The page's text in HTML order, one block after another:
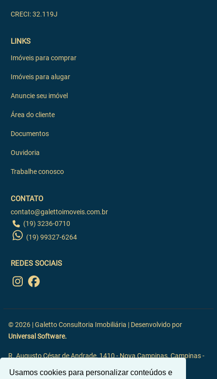
Usamos cookies para personalizar conteúdos e
CRECI: 32.119J
LINKS
Imóveis para comprar
Imóveis para alugar
Anuncie seu imóvel
Área do cliente
Documentos
Ouvidoria
Trabalhe conosco
CONTATO
contato@galettoimoveis.com.br
(19) 3236-0710
(19) 99327-6264
REDES SOCIAIS
© 2026 | Galetto Consultoria Imobiliária | Desenvolvido por
Universal Software.
R. Augusto César de Andrade, 1410 - Nova Campinas, Campinas -
SP, 13092-117